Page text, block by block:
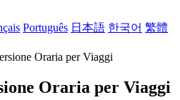
Português 日本語 한국어 繁體
Oraria per Viaggi
Oraria per Viaggi